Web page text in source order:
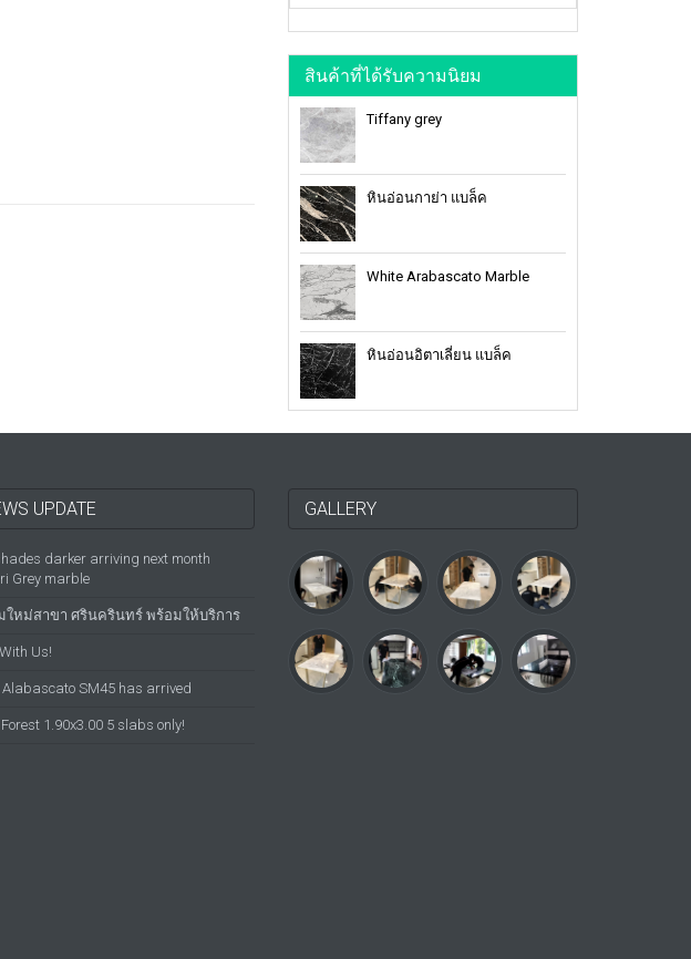
สินค้าที่ได้รับความนิยม
Tiffany grey
หินอ่อนกาย่า แบล็ค
White Arabascato Marble
หินอ่อนอิตาเลี่ยน แบล็ค
UPDATE
darker arriving next month
Grey marble
ใหม่สาขา ศรินครินทร์ พร้อมให้บริการ
Us!
Alabascato SM45 has arrived
1.90x3.00 5 slabs only!
GALLERY